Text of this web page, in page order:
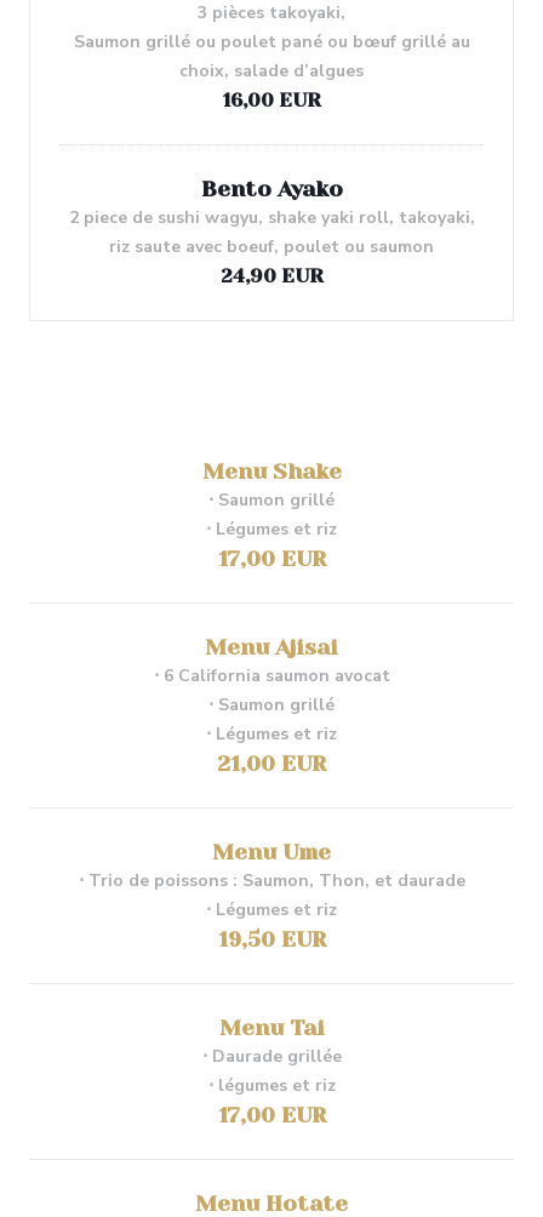
3 pièces takoyaki,
Saumon grillé ou poulet pané ou bœuf grillé au
choix, salade d’algues
16,00 EUR
Bento Ayako
2 piece de sushi wagyu, shake yaki roll, takoyaki,
riz saute avec boeuf, poulet ou saumon
24,90 EUR
Menu Shake
⋅ Saumon grillé
⋅ Légumes et riz
17,00 EUR
Menu Ajisai
⋅ 6 California saumon avocat
⋅ Saumon grillé
⋅ Légumes et riz
21,00 EUR
Menu Ume
⋅ Trio de poissons : Saumon, Thon, et daurade
⋅ Légumes et riz
19,50 EUR
Menu Tai
⋅ Daurade grillée
⋅ légumes et riz
17,00 EUR
Menu Hotate